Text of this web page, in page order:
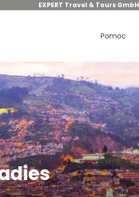
EXPERT Travel & Tours GmbH
Pomoc